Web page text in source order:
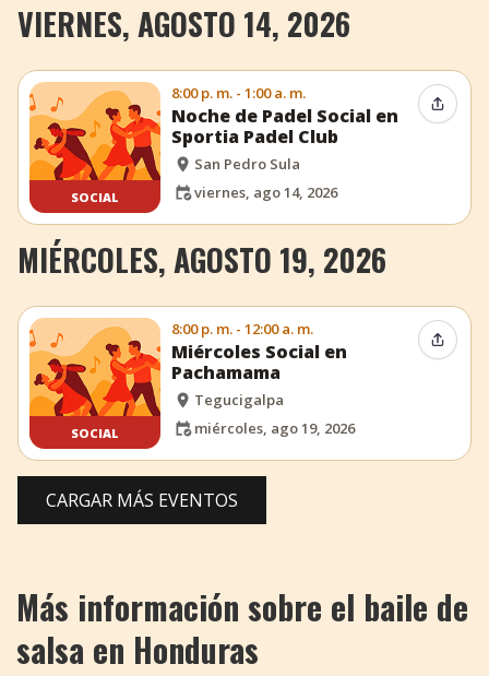
VIERNES, AGOSTO 14, 2026
SOCIAL
8:00 p. m. - 1:00 a. m.
Noche de Padel Social en
Sportia Padel Club
San Pedro Sula
viernes, ago 14, 2026
MIÉRCOLES, AGOSTO 19, 2026
SOCIAL
8:00 p. m. - 12:00 a. m.
Miércoles Social en
Pachamama
Tegucigalpa
miércoles, ago 19, 2026
CARGAR MÁS EVENTOS
Más información sobre el baile de
salsa en Honduras